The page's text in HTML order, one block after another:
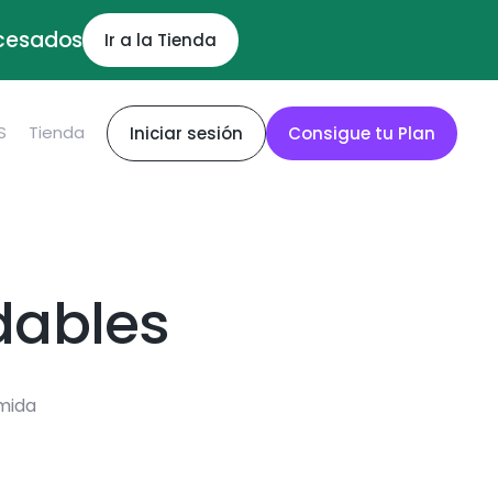
Ir a la Tienda
Tienda Iniciar sesión Consigue tu Plan